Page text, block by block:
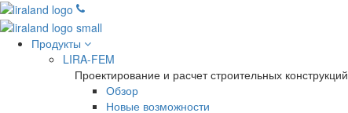
Продукты
LIRA-FEM
Проектирование и расчет строительных конструкций
Обзор
Новые возможности